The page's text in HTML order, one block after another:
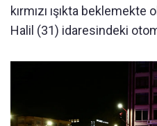
kırmızı ışıkta
Halil (31) idaresindeki